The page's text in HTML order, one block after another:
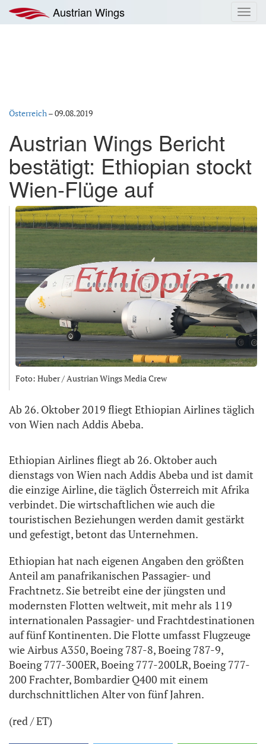
Inhalt
springen
Austrian Wings
Österreich–09.08.2019
Austrian Wings Bericht
bestätigt: Ethiopian stockt
Wien-Flüge auf
Foto: Huber / Austrian Wings Media Crew
Ab 26. Oktober 2019 fliegt Ethiopian Airlines täglich
von Wien nach Addis Abeba.
Ethiopian Airlines fliegt ab 26. Oktober auch
dienstags von Wien nach Addis Abeba und ist damit
die einzige Airline, die täglich Österreich mit Afrika
verbindet. Die wirtschaftlichen wie auch die
touristischen Beziehungen werden damit gestärkt
und gefestigt, betont das Unternehmen.
Ethiopian hat nach eigenen Angaben den größten
Anteil am panafrikanischen Passagier- und
Frachtnetz. Sie betreibt eine der jüngsten und
modernsten Flotten weltweit, mit mehr als 119
internationalen Passagier- und Frachtdestinationen
auf fünf Kontinenten. Die Flotte umfasst Flugzeuge
wie Airbus A350, Boeing 787-8, Boeing 787-9,
Boeing 777-300ER, Boeing 777-200LR, Boeing 777-
200 Frachter, Bombardier Q400 mit einem
durchschnittlichen Alter von fünf Jahren.
(red / ET)